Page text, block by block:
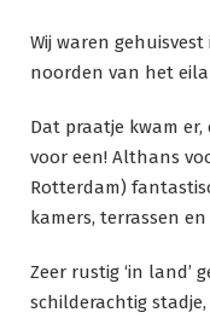
Wij waren
noorden van het
Dat praatje kwam
voor een! Althans
Rotterdam)
kamers, terrassen
Zeer rustig ‘in land’
schilderachtig